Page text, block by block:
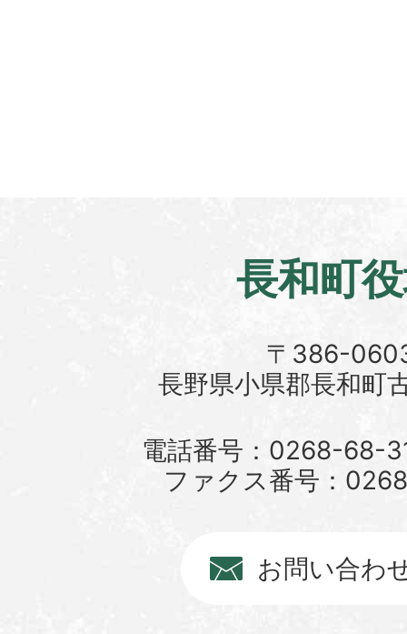
長和町
〒386-
長野県小県郡長和町
電話番号：0268-68-
ファクス番号：
お問い合わ